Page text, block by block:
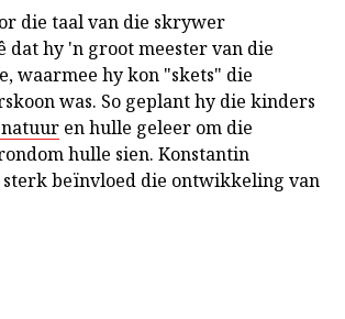
die taal van die skrywer
dat hy 'n groot meester van die
waarmee hy kon "skets" die
was. So geplant hy die kinders
en hulle geleer om die
hulle sien. Konstantin
sterk beïnvloed die ontwikkeling van